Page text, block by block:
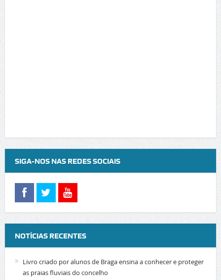
SIGA-NOS NAS REDES SOCIAIS
NOTÍCIAS RECENTES
Livro criado por alunos de Braga ensina a conhecer e proteger
as praias fluviais do concelho